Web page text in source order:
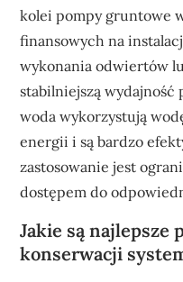
kolei pompy gruntowe
finansowych na
wykonania odwiertów
stabilniejszą wydajność
woda wykorzystują
energii i są bardzo
zastosowanie jest
dostępem do
Jakie są najlepsze
konserwacji